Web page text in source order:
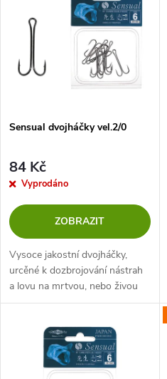
n
p
r
o
d
u
p
s
p
r
o
d
u
Sensual dvojháčky vel.2/0
84 Kč
Vyprodáno
ZOBRAZIT
Vysoce jakostní dvojháčky,
urcěné k dozbrojování nástrah
a lovu na mrtvou, nebo živou
rybku. Prodloužený dřík